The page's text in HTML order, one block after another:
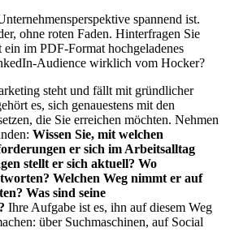
spannend ist.
ohne roten Faden. Hinterfragen Sie
im PDF-Format hochgeladenes
Audience wirklich vom Hocker?
steht und fällt mit gründlicher
es, sich genauestens mit den
die Sie erreichen möchten. Nehmen
Wissen Sie, mit welchen
er sich im Arbeitsalltag
stellt er sich aktuell? Wo
Welchen Weg nimmt er auf
Was sind seine
Ihre Aufgabe ist es, ihn auf diesem Weg
über Suchmaschinen, auf Social